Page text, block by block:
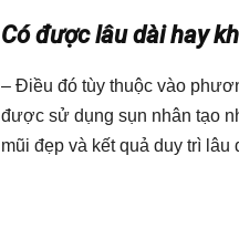
Có được lâu dài hay
– Điều đó tùy thuộc vào
được sử dụng sụn nhân tạo
mũi đẹp và kết quả duy trì lâu